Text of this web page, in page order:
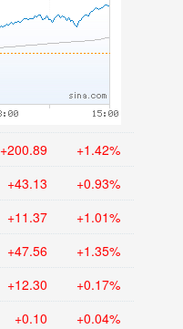
+200.89 +1.42%
+43.13 +0.93%
+11.37 +1.01%
+47.56 +1.35%
+12.30 +0.17%
+0.10 +0.04%